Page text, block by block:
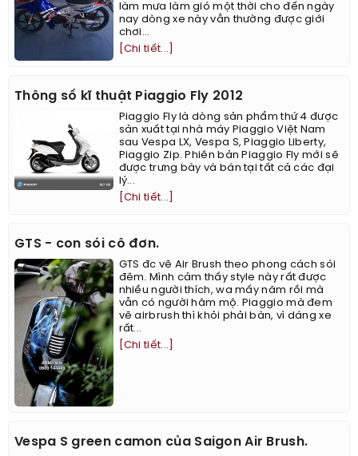
làm mưa làm gió một thời cho đến ngày
nay dòng xe này vẫn thường được giới
chơi...
[Chi tiết...]
Thông số kĩ thuật Piaggio Fly 2012
Piaggio Fly là dòng sản phẩm thứ 4 được
sản xuất tại nhà máy Piaggio Việt Nam
sau Vespa LX, Vespa S, Piaggio Liberty,
Piaggio Zip. Phiên bản Piaggio Fly mới sẽ
được trưng bày và bán tại tất cả các đại
lý...
[Chi tiết...]
GTS - con sói cô đơn.
GTS đc vẽ Air Brush theo phong cách sói
đêm. Mình cảm thấy style này rất được
nhiều người thích, wa mấy năm rồi mà
vẫn có người hâm mộ. Piaggio mà đem
vẽ airbrush thì khỏi phải bàn, vì dáng xe
rất...
[Chi tiết...]
Vespa S green camon của Saigon Air Brush.